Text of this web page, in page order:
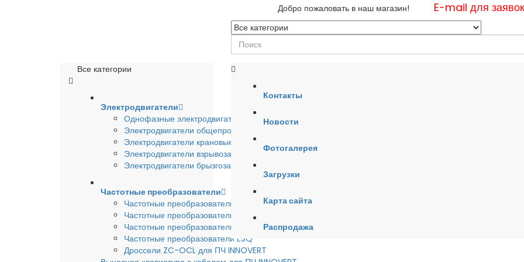
Добро пожаловать в наш магазин! E-mail для
Все категории
Электродвигатели
Однофазные электродвигатели
Электродвигатели общепромышленные
Электродвигатели крановые
Электродвигатели взрывозащишенные
Электродвигатели брызгозащищенные
Частотные преобразователи
Частотные преобразователи INSTART
Частотные преобразователи INNOVERT
Частотные преобразователи HYUNDAI
Частотные преобразователи ESQ
Дроссели ZC-OCL для ПЧ INNOVERT
Контакты
Новости
Фотогалерея
Загрузки
Карта сайта
Распродажа